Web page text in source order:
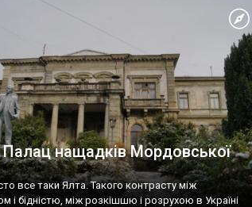
Палац нащадків Мордовської
все таки Ялта. Такого контрасту між
і бідністю, між розкішшю і розрухою в Україні